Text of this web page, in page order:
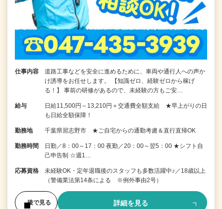
仕事内容
道路工事などを安全に進めるために、車両や通行人への声か
け誘導をお任せします。 【知識ゼロ、経験ゼロから稼げ
る！】 事前の研修があるので、未経験の方もご安…
給与
日給11,500円～13,210円＋交通費全額支給 ★早上がりの日
も日給全額保障！
勤務地 千葉県習志野市 ★ご自宅からの通勤考慮＆直行直帰OK
勤務時間
日勤／8：00～17：00 夜勤／20：00～翌5：00 ★シフト自
己申告制 ☆週1…
応募資格
未経験OK・定年退職後のスタッフも多数活躍中♪／18歳以上
（警備業法第14条による ※例外事由2号）
後で見る 詳細を見る